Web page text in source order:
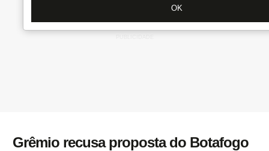
OK
Grêmio recusa proposta do Botafogo